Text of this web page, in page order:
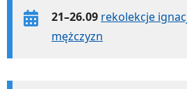
21–26.09 rekolekcje
mężczyzn